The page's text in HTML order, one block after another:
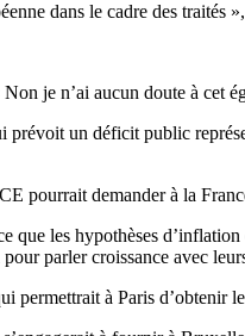
dans le cadre des traités
je n’ai aucun doute à cet
un déficit public
pourrait demander à la
que les hypothèses
pour parler croissance avec
permettrait à Paris d’obtenir